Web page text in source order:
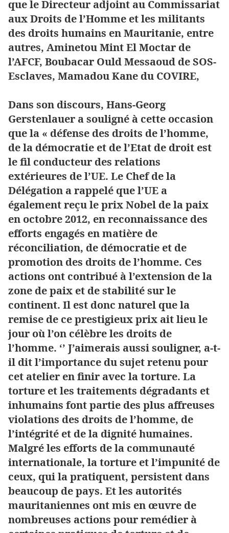
que le Directeur adjoint au Commissariat
aux Droits de l’Homme et les militants
des droits humains en Mauritanie, entre
autres, Aminetou Mint El Moctar de
l’AFCF, Boubacar Ould Messaoud de SOS-
Esclaves, Mamadou Kane du COVIRE,
Dans son discours, Hans-Georg
Gerstenlauer a souligné à cette occasion
que la « défense des droits de l’homme,
de la démocratie et de l’Etat de droit est
le fil conducteur des relations
extérieures de l’UE. Le Chef de la
Délégation a rappelé que l’UE a
également reçu le prix Nobel de la paix
en octobre 2012, en reconnaissance des
efforts engagés en matière de
réconciliation, de démocratie et de
promotion des droits de l’homme. Ces
actions ont contribué à l’extension de la
zone de paix et de stabilité sur le
continent. Il est donc naturel que la
remise de ce prestigieux prix ait lieu le
jour où l’on célèbre les droits de
l’homme. ‘’ J’aimerais aussi souligner, a-t-
il dit l’importance du sujet retenu pour
cet atelier en finir avec la torture. La
torture et les traitements dégradants et
inhumains font partie des plus affreuses
violations des droits de l’homme, de
l’intégrité et de la dignité humaines.
Malgré les efforts de la communauté
internationale, la torture et l’impunité de
ceux, qui la pratiquent, persistent dans
beaucoup de pays. Et les autorités
mauritaniennes ont mis en œuvre de
nombreuses actions pour remédier à